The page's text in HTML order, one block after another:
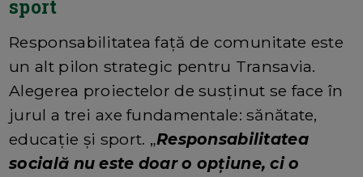
sport
Responsabilitatea față de comunitate este
un alt pilon strategic pentru Transavia.
Alegerea proiectelor de susținut se face în
jurul a trei axe fundamentale: sănătate,
educație și sport. „Responsabilitatea
socială nu este doar o opțiune, ci o